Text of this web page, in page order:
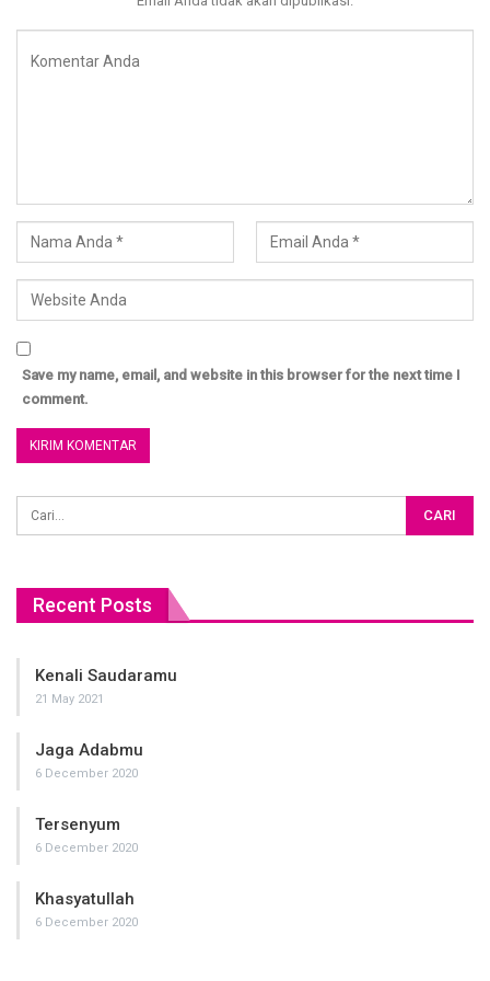
*****
Operasional Kajian Ummahat Al Misk dan WAG Al Misk
serta Persiapan pembebasan Wakaf Tanah Al Misk
Lihat Update Donasi setiap bulannya di : www.almisk.or.id
untuk konfirmasi donasi : SMS/WA : 0811 688 1515 ( Cut
Dewi Ummu Muhammad ) atau 085836677889 (Vivie)
Save my name, email, and website in this browser for the next time I
comment.
Recent Posts
Kenali Saudaramu
21 May 2021
Jaga Adabmu
6 December 2020
Tersenyum
6 December 2020
Khasyatullah
6 December 2020